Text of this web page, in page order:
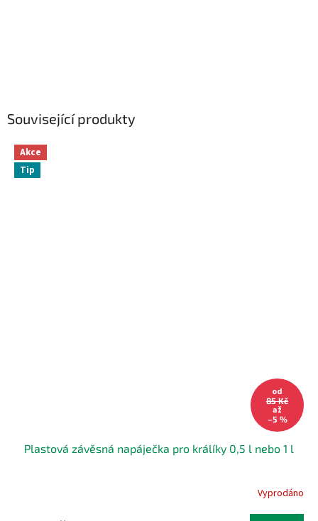
Související produkty
Akce
Tip
od
85 Kč
až
–5 %
Plastová závěsná napáječka pro králíky 0,5 l nebo 1 l
Vyprodáno